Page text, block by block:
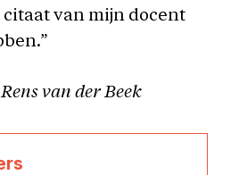
citaat van mijn docent
van der Beek